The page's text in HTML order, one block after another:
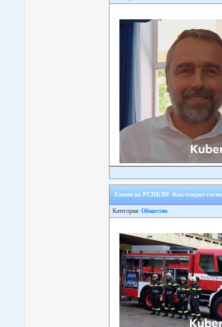
Екипи на РСПБЗН -Кюстендил
Категория: Общество